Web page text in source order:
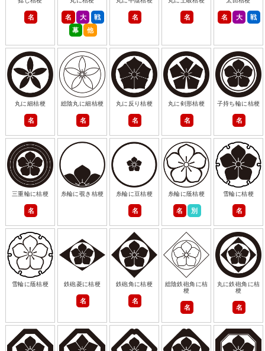
名 名 大
戦
幕
他
名 名 名 大 戦
丸に細桔梗
名
総陰丸に細桔梗
名
丸に反り桔梗
名
丸に剣形桔梗
名
子持ち輪に桔梗
名
三重輪に桔梗
名
糸輪に覗き桔梗 糸輪に豆桔梗
名
糸輪に蔭桔梗
名 別
雪輪に桔梗
名
雪輪に蔭桔梗 鉄砲菱に桔梗
名
鉄砲角に桔梗
名
総陰鉄砲角に桔
梗
名
丸に鉄砲角に桔
梗
名